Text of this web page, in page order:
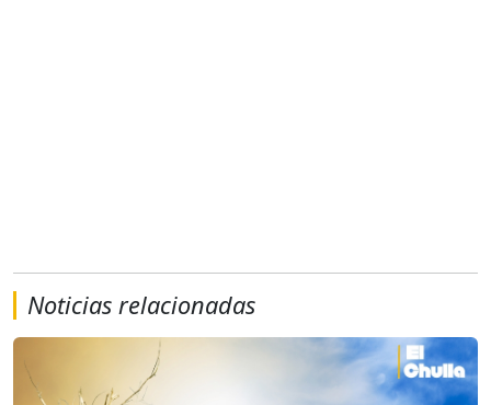
Noticias relacionadas